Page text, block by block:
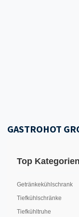
GASTROHOT
Top Kategorien
Getränkekühlschrank
Tiefkühlschränke
Tiefkühltruhe